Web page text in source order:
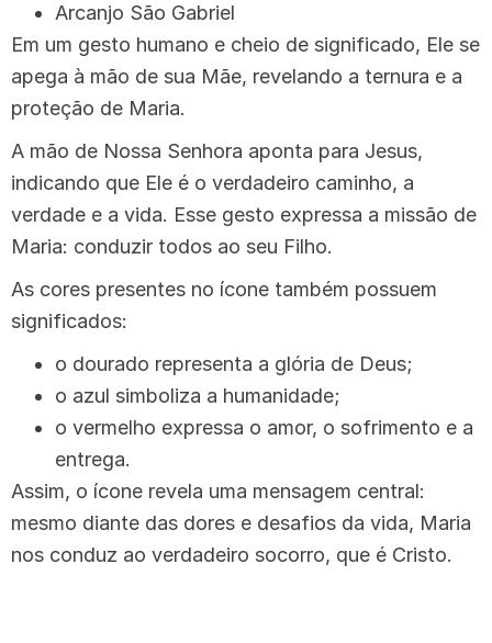
Arcanjo São Gabriel
Em um gesto humano e cheio de significado, Ele se
apega à mão de sua Mãe, revelando a ternura e a
proteção de Maria.
A mão de Nossa Senhora aponta para Jesus,
indicando que Ele é o verdadeiro caminho, a
verdade e a vida. Esse gesto expressa a missão de
Maria: conduzir todos ao seu Filho.
As cores presentes no ícone também possuem
significados:
o dourado representa a glória de Deus;
o azul simboliza a humanidade;
o vermelho expressa o amor, o sofrimento e a
entrega.
Assim, o ícone revela uma mensagem central:
mesmo diante das dores e desafios da vida, Maria
nos conduz ao verdadeiro socorro, que é Cristo.